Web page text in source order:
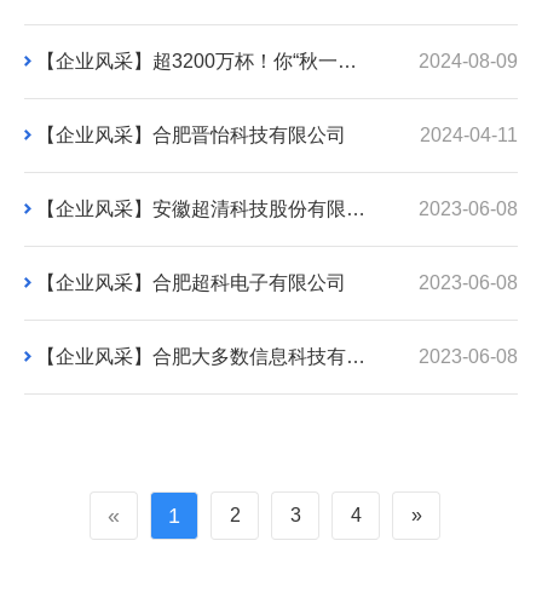
【企业风采】超3200万杯！你“秋一杯”了没？ 2024-08-09
【企业风采】​合肥晋怡科技有限公司 2024-04-11
【企业风采】安徽超清科技股份有限公司 2023-06-08
【企业风采】合肥超科电子有限公司 2023-06-08
【企业风采】合肥大多数信息科技有限公司 2023-06-08
« 1 2 3 4 »